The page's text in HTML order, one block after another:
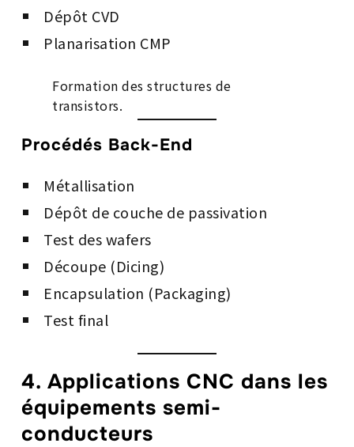
Dépôt CVD
Planarisation CMP
Formation des structures de
transistors.
Procédés Back-End
Métallisation
Dépôt de couche de passivation
Test des wafers
Découpe (Dicing)
Encapsulation (Packaging)
Test final
4. Applications CNC dans les
équipements semi-
conducteurs